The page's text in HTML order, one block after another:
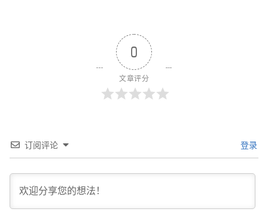
0
文章评分
订阅评论 登录